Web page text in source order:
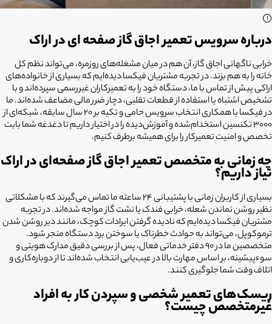
درباره سرویس تعمیر اجاق گاز صفحه ای در اراک
خرابی ناگهانی اجاق گاز، آن هم در میان مشغله‌های روزمره، می‌تواند نظم کل
خانه را به هم بزند. در تجربه مشتریان فیکسا دیده‌ایم که بسیاری از خانواده‌های
اراکی پیش از تماس با ما، دستگاه خود را به تعمیرکاران غیررسمی سپرده‌اند و با
تشخیص اشتباه یا استفاده از قطعات تقلبی، دچار ضرر مالی مضاعف شده‌اند. ما
در فیکسا با همکاری انتخاب سرویس حامی و تکیه بر ۲۰ سال سابقه، شبکه‌ای از
۳۰۰۰ تکنسین استخدام‌شده و آموزش‌دیده را در اختیار داریم تا دغدغه شما بابت
تخصص و امنیت تعمیرکار را برای همیشه برطرف کنیم.
چه زمانی به متخصص تعمیر اجاق گاز صفحه‌ای در اراک
نیاز داریم؟
بسیاری از کاربران زمانی با پشتیبانی ۲۴ ساعته ما تماس می‌گیرند که با مشکلاتی
نظیر روشن نماندن شعله، خرابی فندک یا نشت گاز مواجه شده‌اند. در تجربه
مشتریان فیکسا دیده‌ایم که نادیده گرفتن ایرادات کوچک، مانند دیر روشن شدن
ترموکوپل، می‌تواند به حوادث خطرناک یا سوختن برد دستگاه منجر شود.
متخصصین ما در ۹۰ دفتر خدماتی فعال، پس از بررسی دقیق مدارک هویتی و
سوءپیشینه، بر اساس مهارت بالا در عیب‌یابی انتخاب شده‌اند تا از دوباره‌کاری و
اتلاف وقت شما جلوگیری کنند.
ریسک‌های تعمیر شخصی و سپردن کار به افراد
غیرمتخصص چیست؟